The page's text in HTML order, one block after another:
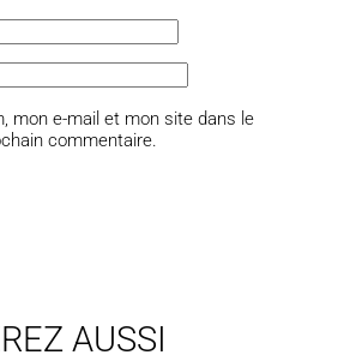
mon e-mail et mon site dans le
commentaire.
AUSSI